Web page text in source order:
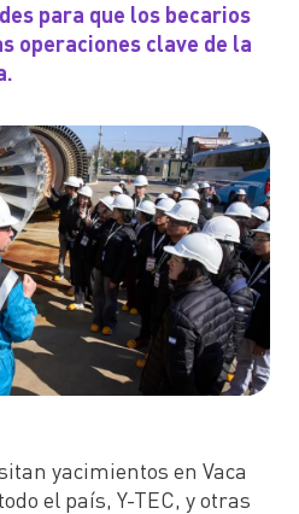
para que los becarios
operaciones clave de la
yacimientos en Vaca
el país, Y-TEC, y otras